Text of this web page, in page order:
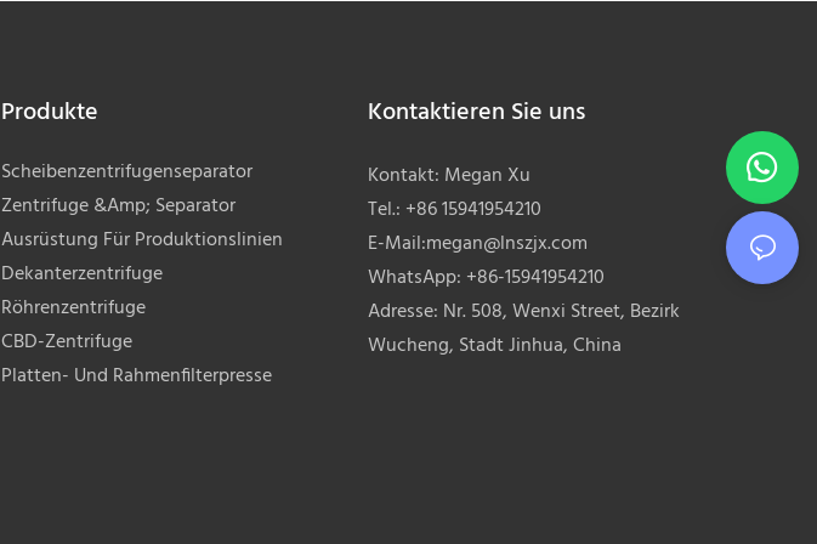
beispielsweise im Bereich der
der täglichen Produktion und Fertigung
Produkte
Scheibenzentrifugenseparator
Zentrifuge &amp; Separator
Ausrüstung Für Produktionslinien
Dekanterzentrifuge
Röhrenzentrifuge
CBD-Zentrifuge
Platten- Und Rahmenfilterpresse
Kontaktieren Sie uns
Kontakt: Megan Xu
Tel.: +86 15941954210
E-Mail:megan@lnszjx.com
WhatsApp: +86-15941954210
Adresse: Nr. 508, Wenxi Street, Bezirk
Wucheng, Stadt Jinhua, China